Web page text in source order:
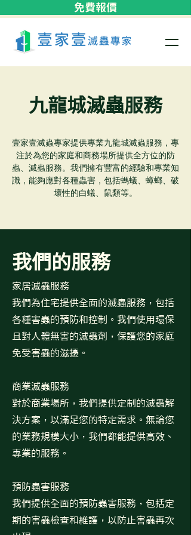
免費報價
九龍城​滅蟲服務
壹家壹滅蟲專家提供專業九龍城​滅蟲服務，專
注於為您的家庭和商務場所提供全方位的防
蟲、滅蟲服務。我們擁有豐富的經驗和專業知
識，能夠應對各種蟲害，包括螞蟻、蟑螂、破
壞性的白蟻、鼠類等。
我們的服務
家居滅蟲服務
我們為住宅提供全面的滅蟲服務，包括
各種害蟲的預防和控制。我們使用環保
且對人體無害的滅蟲劑，保護您的家庭
免受害蟲的滋擾。
商業滅蟲服務
對於商業場所，我們提供定制的滅蟲解
決方案，以滿足您的特定需求。無論您
的業務規模大小，我們都能提供高效、
專業的服務。
預防蟲害服務
我們提供全面的預防蟲害服務，包括定
期的害蟲檢查和維護，以防止害蟲再次